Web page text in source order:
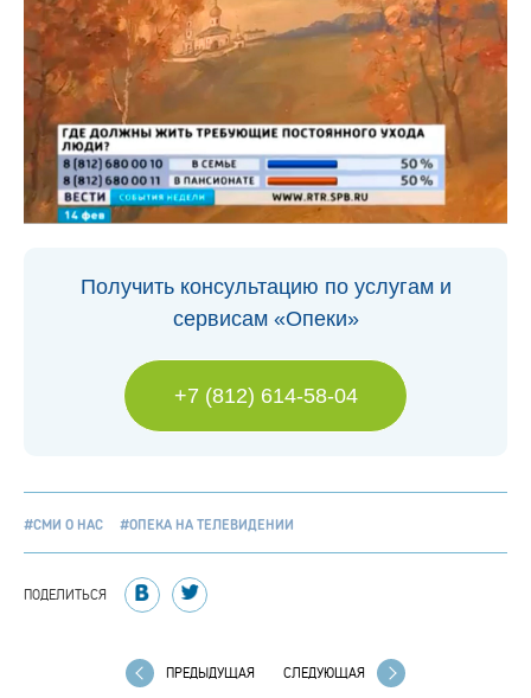
Получить консультацию по услугам и
сервисам «Опеки»
+7 (812) 614-58-04
#СМИ О НАС #ОПЕКА НА ТЕЛЕВИДЕНИИ
ПОДЕЛИТЬСЯ
ПРЕДЫДУЩАЯ СЛЕДУЮЩАЯ